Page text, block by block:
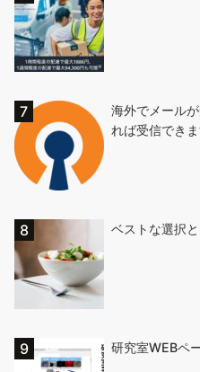
海外でメール
れば受信でき
ベストな選択
研究室WEBペ